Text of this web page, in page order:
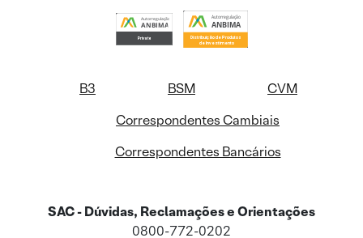
B3 BSM
CVM
Correspondentes Cambiais
Correspondentes Bancários
SAC - Dúvidas, Reclamações e Orientações
0800-772-0202